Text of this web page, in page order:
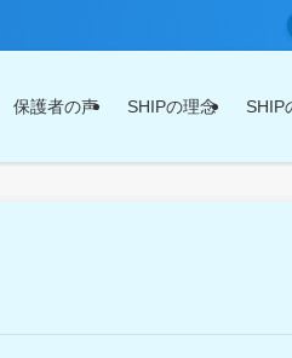
保護者の声 SHIPの理念 SHIP